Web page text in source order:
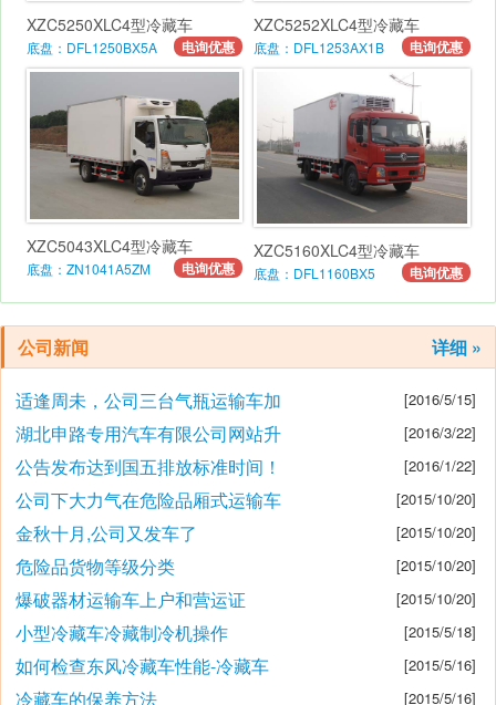
XZC5250XLC4型冷藏车
底盘：DFL1250BX5A 电询优惠
XZC5252XLC4型冷藏车
底盘：DFL1253AX1B 电询优惠
XZC5043XLC4型冷藏车
底盘：ZN1041A5ZM 电询优惠
XZC5160XLC4型冷藏车
底盘：DFL1160BX5 电询优惠
公司新闻 详细 »
适逢周未，公司三台气瓶运输车加 [2016/5/15]
湖北申路专用汽车有限公司网站升 [2016/3/22]
公告发布达到国五排放标准时间！ [2016/1/22]
公司下大力气在危险品厢式运输车 [2015/10/20]
金秋十月,公司又发车了 [2015/10/20]
危险品货物等级分类 [2015/10/20]
爆破器材运输车上户和营运证 [2015/10/20]
小型冷藏车冷藏制冷机操作 [2015/5/18]
如何检查东风冷藏车性能-冷藏车 [2015/5/16]
冷藏车的保养方法 [2015/5/16]